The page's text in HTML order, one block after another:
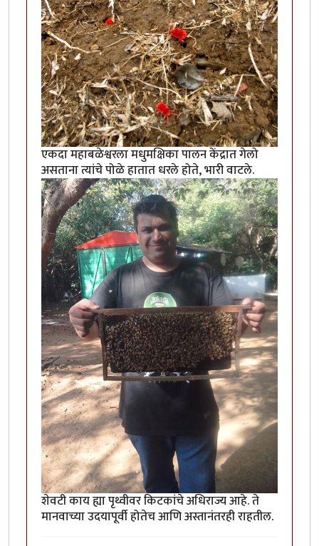
एकदा महाबळेश्वरला मधुमक्षिका पालन केंद्रात गेलो
असताना त्यांचे पोळे हातात धरले होते, भारी वाटले.
शेवटी काय ह्या पृथ्वीवर किटकांचे अधिराज्य आहे. ते
मानवाच्या उदयापूर्वी होतेच आणि अस्तानंतरही राहतील.